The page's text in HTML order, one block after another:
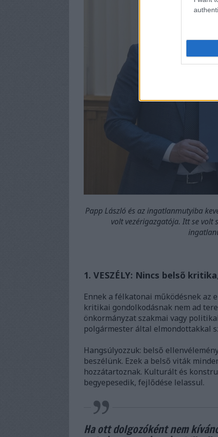
Papp László és az ingatlanmutyiba
volt vezérigazgatója. Itt se
1. VESZÉLY: Nincs belső
Ennek a félkatonai működésnek az
kritikai gondolkodásnak nem ad
önkormányzat szakmai vagy
polgármester által elmondottakkal
Hangsúlyozzuk: belső
beszélünk. Ezek a belső viták
hozzátartoznak. Kulturált és
begyepesedik, fejlődése lelassul.
Ha ott dolgozóként nem